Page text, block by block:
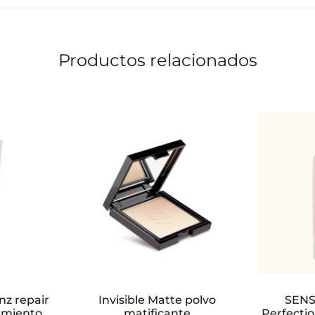
Productos relacionados
repair
Invisible Matte polvo